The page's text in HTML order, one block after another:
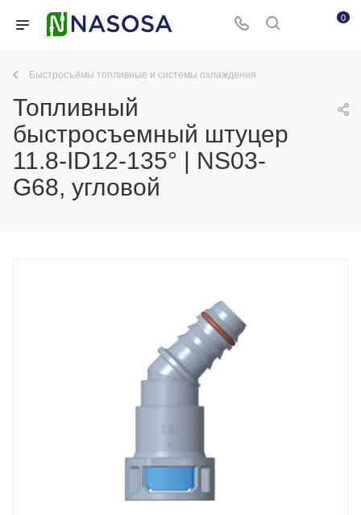
0
Быстросъёмы топливные и системы охлаждения
Топливный
быстросъемный штуцер
11.8-ID12-135° | NS03-
G68, угловой